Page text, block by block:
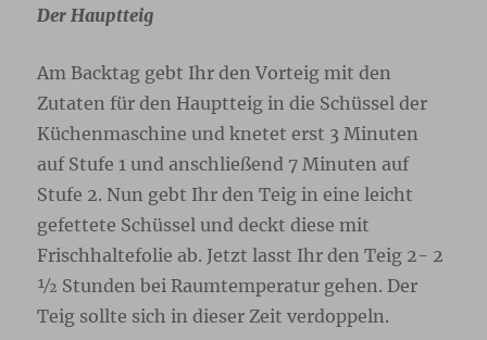
Der Hauptteig
Am Backtag gebt Ihr den Vorteig mit den
Zutaten für den Hauptteig in die Schüssel der
Küchenmaschine und knetet erst 3 Minuten
auf Stufe 1 und anschließend 7 Minuten auf
Stufe 2. Nun gebt Ihr den Teig in eine leicht
gefettete Schüssel und deckt diese mit
Frischhaltefolie ab. Jetzt lasst Ihr den Teig 2- 2
½ Stunden bei Raumtemperatur gehen. Der
Teig sollte sich in dieser Zeit verdoppeln.